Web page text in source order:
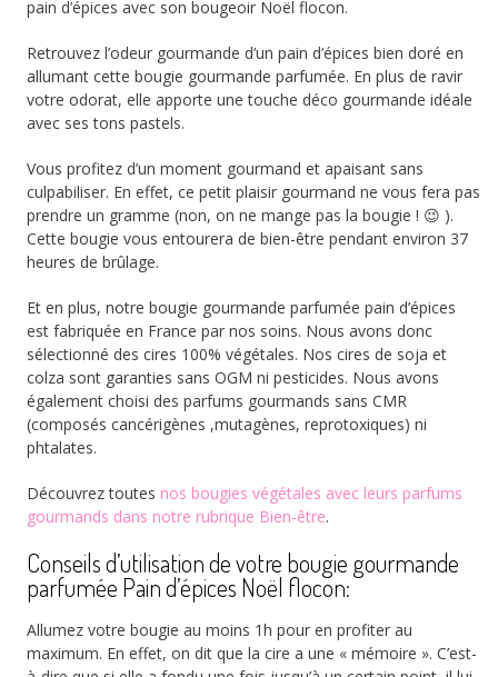
pain d’épices avec son bougeoir Noël flocon.
Retrouvez l’odeur gourmande d’un pain d’épices bien doré en
allumant cette bougie gourmande parfumée. En plus de ravir
votre odorat, elle apporte une touche déco gourmande idéale
avec ses tons pastels.
Vous profitez d’un moment gourmand et apaisant sans
culpabiliser. En effet, ce petit plaisir gourmand ne vous fera pas
prendre un gramme (non, on ne mange pas la bougie ! 😉 ).
Cette bougie vous entourera de bien-être pendant environ 37
heures de brûlage.
Et en plus, notre bougie gourmande parfumée pain d’épices
est fabriquée en France par nos soins. Nous avons donc
sélectionné des cires 100% végétales. Nos cires de soja et
colza sont garanties sans OGM ni pesticides. Nous avons
également choisi des parfums gourmands sans CMR
(composés cancérigènes ,mutagènes, reprotoxiques) ni
phtalates.
Découvrez toutes nos bougies végétales avec leurs parfums
gourmands dans notre rubrique Bien-être.
Conseils d’utilisation de votre bougie gourmande
parfumée Pain d’épices Noël flocon:
Allumez votre bougie au moins 1h pour en profiter au
maximum. En effet, on dit que la cire a une « mémoire ». C’est-